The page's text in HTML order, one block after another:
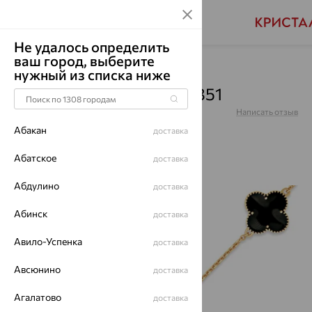
Главная Каталог Браслеты декоративные
Браслет, золото, Б1098351
Артикул:Б1098351 Написать отзыв
Не удалось определить
ваш город, выберите
нужный из списка ниже
Абакан доставка
Абатское доставка
Абдулино доставка
Абинск доставка
Авило-Успенка доставка
Авсюнино доставка
Агалатово доставка